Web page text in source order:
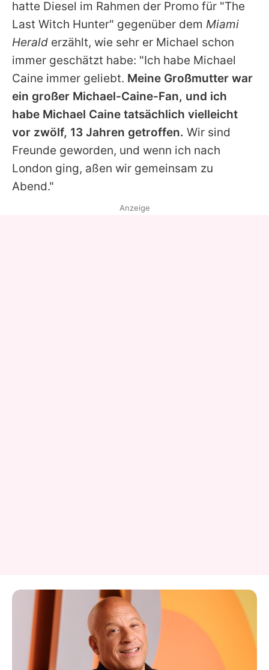
hatte Diesel im Rahmen der Promo für "The
Last Witch Hunter" gegenüber dem Miami
Herald erzählt, wie sehr er Michael schon
immer geschätzt habe: "Ich habe Michael
Caine immer geliebt. Meine Großmutter war
ein großer Michael-Caine-Fan, und ich
habe Michael Caine tatsächlich vielleicht
vor zwölf, 13 Jahren getroffen. Wir sind
Freunde geworden, und wenn ich nach
London ging, aßen wir gemeinsam zu
Abend."
Anzeige